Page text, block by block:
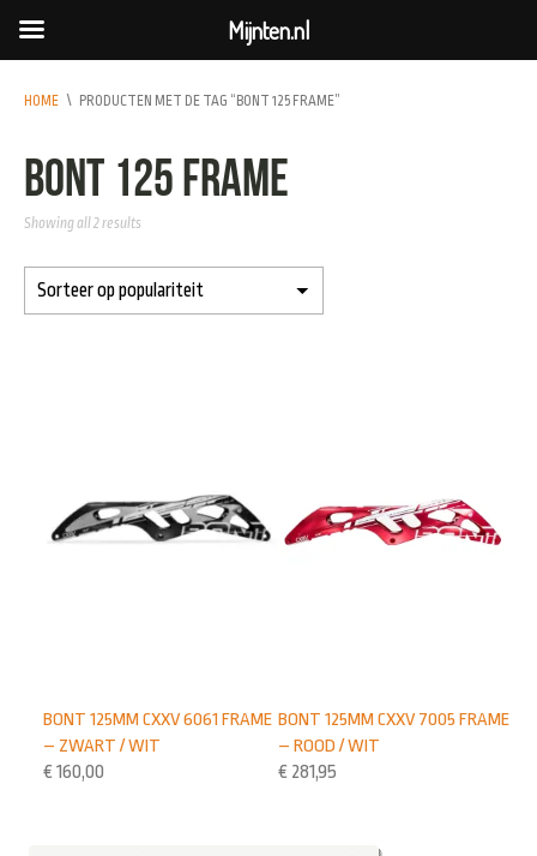
HOME \ PRODUCTEN MET DE TAG “BONT 125 FRAME”
Bont 125 Frame
Showing all 2 results
BONT 125MM CXXV 7005 FRAME
– ROOD / WIT
€ 281,95
BONT 125MM CXXV 6061 FRAME
– ZWART / WIT
€ 160,00
Mijnten.nl